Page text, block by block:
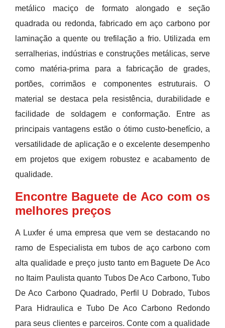
metálico maciço de formato alongado e seção
quadrada ou redonda, fabricado em aço carbono por
laminação a quente ou trefilação a frio. Utilizada em
serralherias, indústrias e construções metálicas, serve
como matéria-prima para a fabricação de grades,
portões, corrimãos e componentes estruturais. O
material se destaca pela resistência, durabilidade e
facilidade de soldagem e conformação. Entre as
principais vantagens estão o ótimo custo-benefício, a
versatilidade de aplicação e o excelente desempenho
em projetos que exigem robustez e acabamento de
qualidade.
Encontre Baguete de Aco com os
melhores preços
A Luxfer é uma empresa que vem se destacando no
ramo de Especialista em tubos de aço carbono com
alta qualidade e preço justo tanto em Baguete De Aco
no Itaim Paulista quanto Tubos De Aco Carbono, Tubo
De Aco Carbono Quadrado, Perfil U Dobrado, Tubos
Para Hidraulica e Tubo De Aco Carbono Redondo
para seus clientes e parceiros. Conte com a qualidade